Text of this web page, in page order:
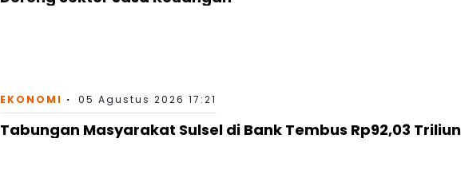
EKONOMI 05 Agustus 2026 17:21
Tabungan Masyarakat Sulsel di Bank Tembus Rp92,03 Triliun